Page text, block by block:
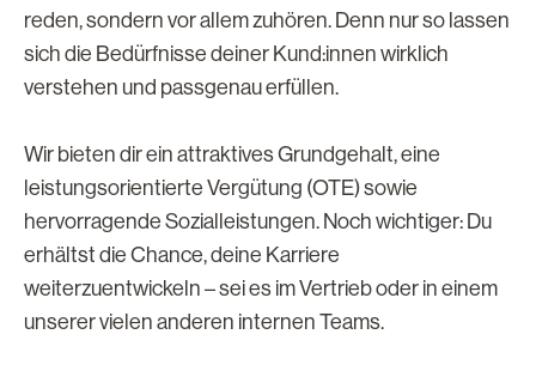
reden, sondern vor allem zuhören. Denn nur so lassen
sich die Bedürfnisse deiner Kund:innen wirklich
verstehen und passgenau erfüllen.
Wir bieten dir ein attraktives Grundgehalt, eine
leistungsorientierte Vergütung (OTE) sowie
hervorragende Sozialleistungen. Noch wichtiger: Du
erhältst die Chance, deine Karriere
weiterzuentwickeln – sei es im Vertrieb oder in einem
unserer vielen anderen internen Teams.